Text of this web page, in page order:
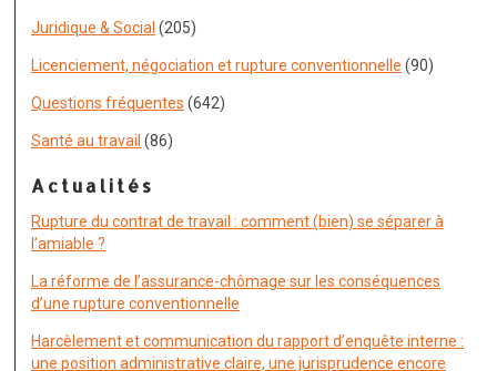
Juridique & Social (205)
Licenciement, négociation et rupture conventionnelle (90)
Questions fréquentes (642)
Santé au travail (86)
Actualités
Rupture du contrat de travail : comment (bien) se séparer à
l’amiable ?
La réforme de l’assurance-chômage sur les conséquences
d’une rupture conventionnelle
Harcèlement et communication du rapport d’enquête interne :
une position administrative claire, une jurisprudence encore